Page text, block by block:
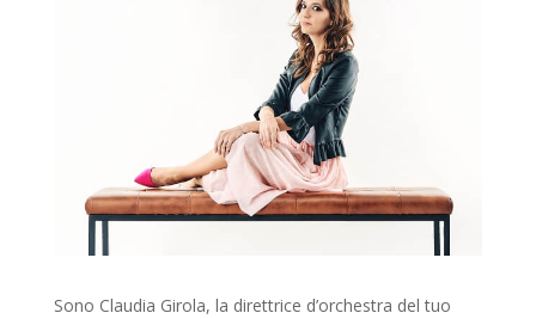
Sono Claudia Girola, la direttrice d’orchestra del tuo